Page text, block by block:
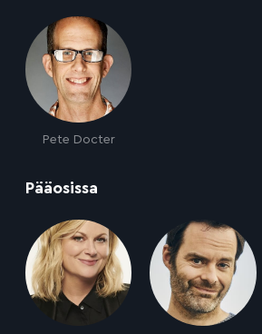
Pete Docter
Pääosissa